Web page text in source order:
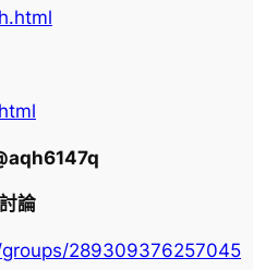
論
289309376257045